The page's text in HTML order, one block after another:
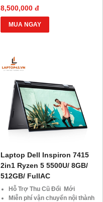
HDsaison - chỉ cần CMND
BLX hoặc hộ khẩu gốc )
Giảm 20%khi nâng cấp Ram-
SSD
10.000 Voucher Giảm
Giá 500.000đ
8,500,000 đ
MUA NGAY
Laptop Dell Inspiron 7415
2in1 Ryzen 5 5500U/ 8GB/
512GB/ FullAC
Hỗ Trợ Thu Cũ Đổi Mới
Miễn phí vận chuyển nội thành